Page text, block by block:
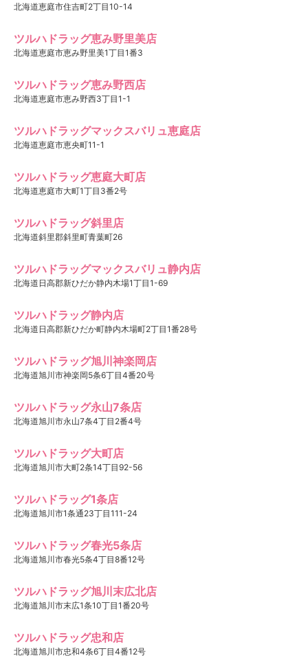
北海道恵庭市住吉町2丁目10-14
ツルハドラッグ恵み野里美店
北海道恵庭市恵み野里美1丁目1番3
ツルハドラッグ恵み野西店
北海道恵庭市恵み野西3丁目1-1
ツルハドラッグマックスバリュ恵庭店
北海道恵庭市恵央町11-1
ツルハドラッグ恵庭大町店
北海道恵庭市大町1丁目3番2号
ツルハドラッグ斜里店
北海道斜里郡斜里町青葉町26
ツルハドラッグマックスバリュ静内店
北海道日高郡新ひだか静内木場1丁目1-69
ツルハドラッグ静内店
北海道日高郡新ひだか町静内木場町2丁目1番28号
ツルハドラッグ旭川神楽岡店
北海道旭川市神楽岡5条6丁目4番20号
ツルハドラッグ永山7条店
北海道旭川市永山7条4丁目2番4号
ツルハドラッグ大町店
北海道旭川市大町2条14丁目92-56
ツルハドラッグ1条店
北海道旭川市1条通23丁目111-24
ツルハドラッグ春光5条店
北海道旭川市春光5条4丁目8番12号
ツルハドラッグ旭川末広北店
北海道旭川市末広1条10丁目1番20号
ツルハドラッグ忠和店
北海道旭川市忠和4条6丁目4番12号